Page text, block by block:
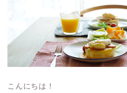
こんにちは！